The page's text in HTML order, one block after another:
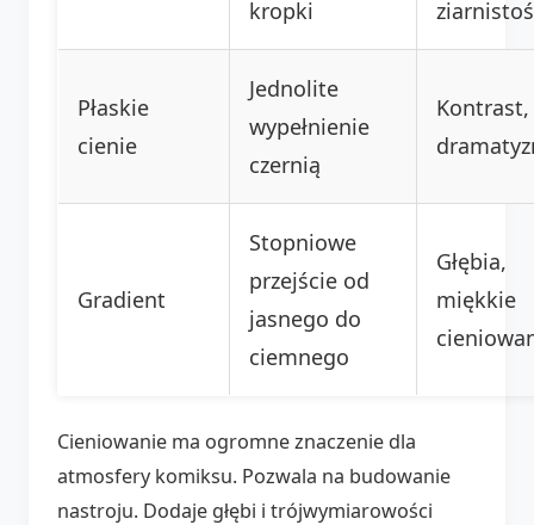
kropki
Płaskie
cienie
Jednolite
wypełnienie
czernią
Kontrast,
Gradient
Stopniowe
przejście od
jasnego do
ciemnego
Głębia,
miękkie
Cieniowanie ma ogromne znaczenie dla
atmosfery komiksu. Pozwala na budowanie
nastroju. Dodaje głębi i trójwymiarowości